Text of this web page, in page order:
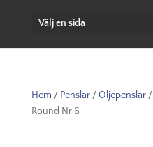
Välj en sida
Hem / Penslar/Oljepenslar/
Round Nr 6